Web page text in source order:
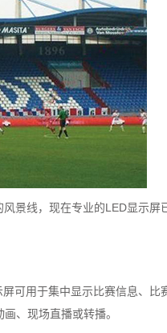
景线，现在专业的LED显示屏
可用于集中显示比赛信息、比
、现场直播或转播。